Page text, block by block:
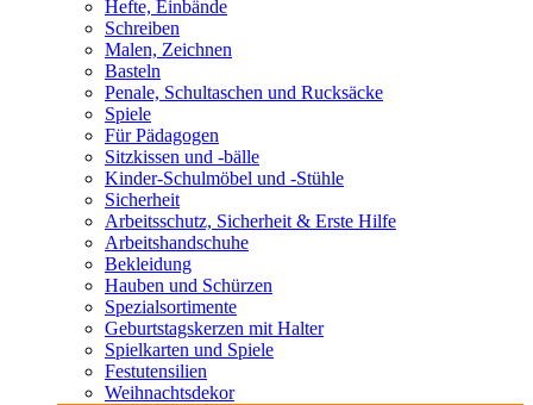
Hefte, Einbände
Schreiben
Malen, Zeichnen
Basteln
Penale, Schultaschen und Rucksäcke
Spiele
Für Pädagogen
Sitzkissen und -bälle
Kinder-Schulmöbel und -Stühle
Sicherheit
Arbeitsschutz, Sicherheit & Erste Hilfe
Arbeitshandschuhe
Bekleidung
Hauben und Schürzen
Spezialsortimente
Geburtstagskerzen mit Halter
Spielkarten und Spiele
Festutensilien
Weihnachtsdekor